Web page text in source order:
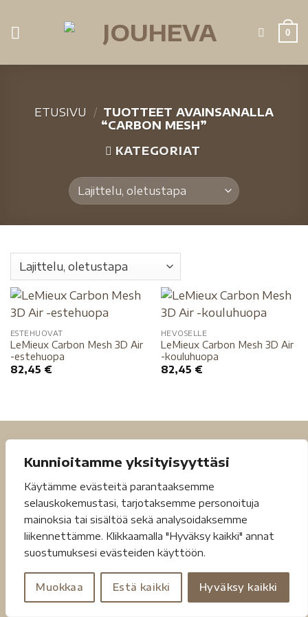
Kunnioitamme yksityisyyttäsi
Käytämme evästeitä parantaaksemme
selauskokemustasi, tarjotaksemme personoituja
mainoksia tai sisältöä sekä analysoidaksemme
liikennettämme. Klikkaamalla "Hyväksy kaikki" annat
suostumuksesi evästeiden käyttöön.
Muokkaa Estä kaikki Hyväksy kaikki
0
ETUSIVU / TUOTTEET AVAINSANALLA
“CARBON MESH”
KATEGORIAT
ESTEHUOVAT
LeMieux Carbon Mesh 3D Air
-estehuopa
82,45 €
HEVOSELLE
LeMieux Carbon Mesh 3D Air
-kouluhuopa
82,45 €
Tietosuojaseloste Toimitusehdot
Copyright 2026 ©Jouheva.net